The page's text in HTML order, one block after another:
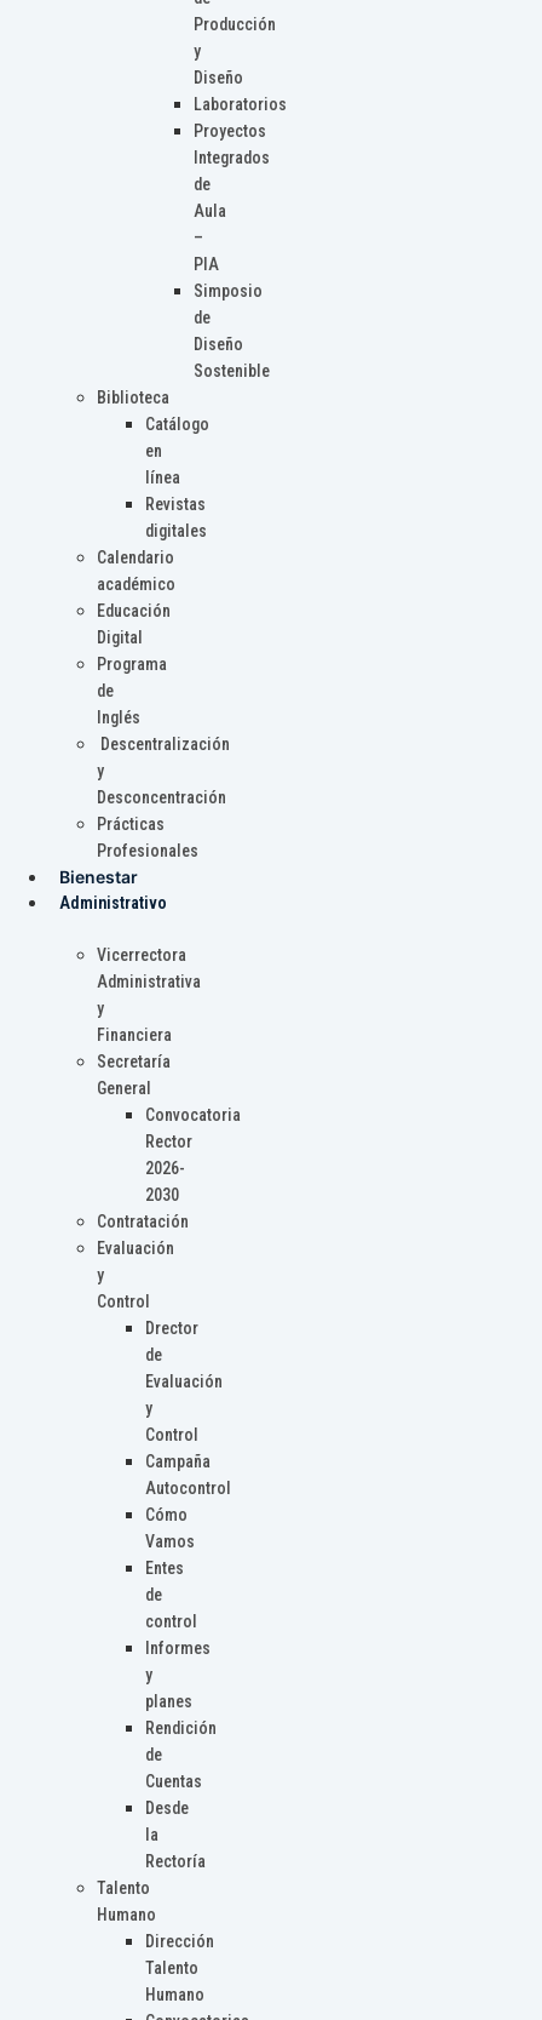
Producción
y
Diseño
Laboratorios
Proyectos
Integrados
de
Aula
–
PIA
Simposio
de
Diseño
Sostenible
Biblioteca
Catálogo
en
línea
Revistas
digitales
Calendario
académico
Educación
Digital
Programa
de
Inglés
Descentralización
y
Desconcentración
Prácticas
Profesionales
Bienestar
Administrativo
Vicerrectora
Administrativa
y
Financiera
Secretaría
General
Convocatoria
Rector
2026-
2030
Contratación
Evaluación
y
Control
Drector
de
Evaluación
y
Control
Campaña
Autocontrol
Cómo
Vamos
Entes
de
control
Informes
y
planes
Rendición
de
Cuentas
Desde
la
Rectoría
Talento
Humano
Dirección
Talento
Humano